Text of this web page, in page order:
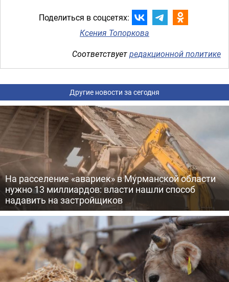
Поделиться в соцсетях:
Ксения Топоркова
Соответствуетредакционной политике
Другие новости за сегодня
На расселение «авариек» в Мурманской области
нужно 13 миллиардов: власти нашли способ
надавить на застройщиков